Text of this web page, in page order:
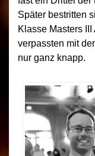
Später bestritten
Klasse Masters
verpassten mit
nur ganz knapp.